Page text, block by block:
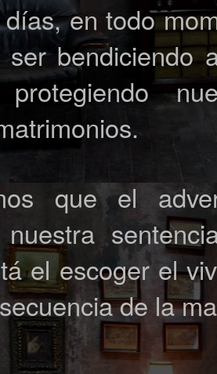
en todo
bendiciendo
que el
nuestra
el escoger el
de la